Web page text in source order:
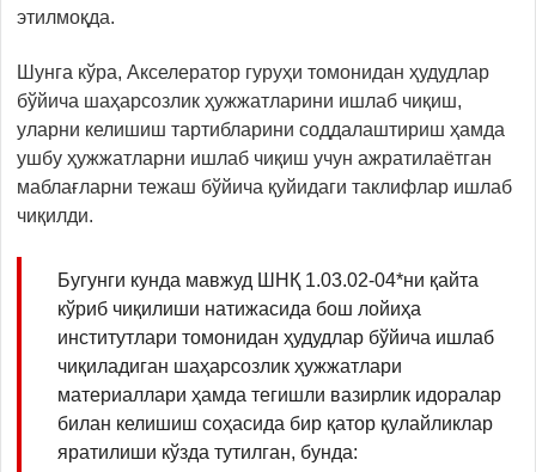
этилмоқда.
Шунга кўра, Акселератор гуруҳи томонидан ҳудудлар
бўйича шаҳарсозлик ҳужжатларини ишлаб чиқиш,
уларни келишиш тартибларини соддалаштириш ҳамда
ушбу ҳужжатларни ишлаб чиқиш учун ажратилаётган
маблағларни тежаш бўйича қуйидаги таклифлар ишлаб
чиқилди.
Бугунги кунда мавжуд ШНҚ 1.03.02-04*ни қайта
кўриб чиқилиши натижасида бош лойиҳа
институтлари томонидан ҳудудлар бўйича ишлаб
чиқиладиган шаҳарсозлик ҳужжатлари
материаллари ҳамда тегишли вазирлик идоралар
билан келишиш соҳасида бир қатор қулайликлар
яратилиши кўзда тутилган, бунда: